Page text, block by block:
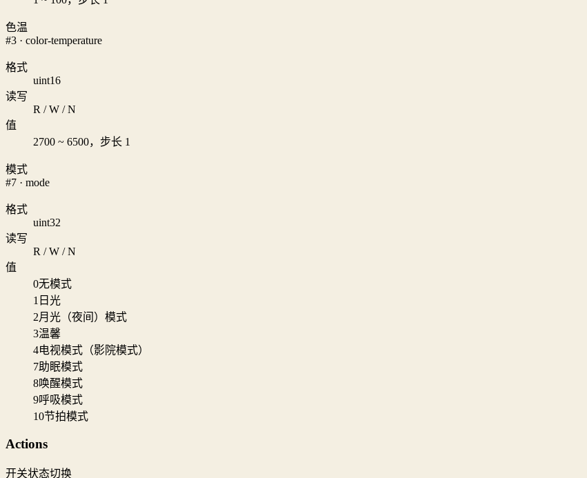
色温
#3 · color-temperature
格式
uint16
读写
R / W / N
值
2700 ~ 6500，步长 1
模式
#7 · mode
格式
uint32
读写
R / W / N
值
0无模式
1 日光
2月光（夜间）模式
3温馨
4电视模式（影院模式）
7助眠模式
8唤醒模式
9呼吸模式
10节拍模式
Actions
开关状态切换